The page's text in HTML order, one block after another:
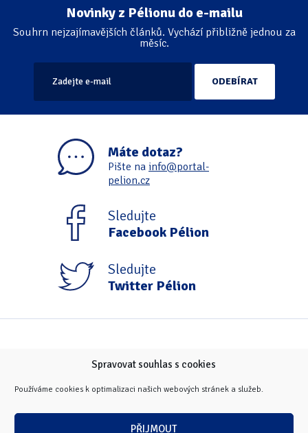
Spravovat souhlas s cookies
Používáme cookies k optimalizaci našich webových stránek a služeb.
PŘIJMOUT
Novinky z Pélionu do e-mailu
Souhrn nejzajímavějších článků. Vychází přibližně jednou za
měsíc.
Máte dotaz?
Pište na info@portal-
pelion.cz
Sledujte
Facebook Pélion
Sledujte
Twitter Pélion